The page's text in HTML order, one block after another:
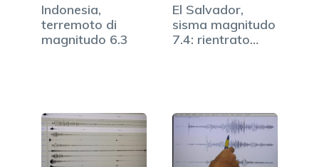
Indonesia,
terremoto di
magnitudo 6.3
El Salvador,
sisma magnitudo
7.4: rientrato